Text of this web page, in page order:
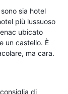
sia hotel
più lussuoso
ubicato
un castello. È
ma cara.
di